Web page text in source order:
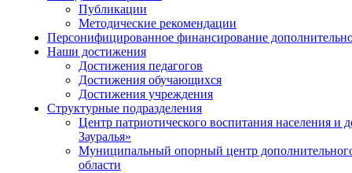
Публикации
Методические рекомендации
Персонифицированное финансирование
Наши достижения
Достижения педагогов
Достижения обучающихся
Достижения учреждения
Структурные подразделения
Центр патриотического воспитания населения
Зауралья»
Муниципальный опорный центр
области